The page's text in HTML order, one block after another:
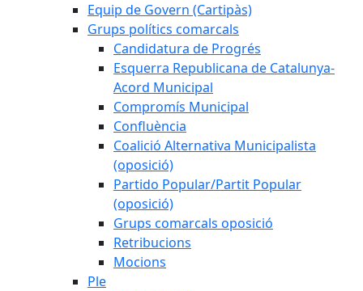
Equip de Govern (Cartipàs)
Grups polítics comarcals
Candidatura de Progrés
Esquerra Republicana de Catalunya-
Acord Municipal
Compromís Municipal
Confluència
Coalició Alternativa Municipalista
(oposició)
Partido Popular/Partit Popular
(oposició)
Grups comarcals oposició
Retribucions
Mocions
Ple